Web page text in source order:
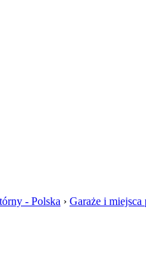
- Polska › Garaże i miejsca